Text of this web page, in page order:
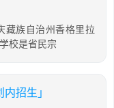
藏族自治州香格里拉
校是省民宗
招生」